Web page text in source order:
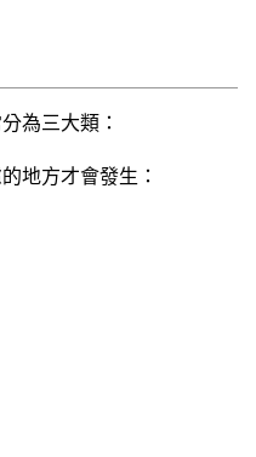
為三大類：
地方才會發生：